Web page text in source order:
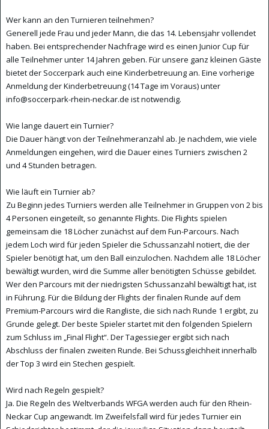
Wer kann an den Turnieren teilnehmen?
Generell jede Frau und jeder Mann, die das 14. Lebensjahr vollendet
haben. Bei entsprechender Nachfrage wird es einen Junior Cup für
alle Teilnehmer unter 14 Jahren geben. Für unsere ganz kleinen Gäste
bietet der Soccerpark auch eine Kinderbetreuung an. Eine vorherige
Anmeldung der Kinderbetreuung (14 Tage im Voraus) unter
info@soccerpark-rhein-neckar.de ist notwendig.
Wie lange dauert ein Turnier?
Die Dauer hängt von der Teilnehmeranzahl ab. Je nachdem, wie viele
Anmeldungen eingehen, wird die Dauer eines Turniers zwischen 2
und 4 Stunden betragen.
Wie läuft ein Turnier ab?
Zu Beginn jedes Turniers werden alle Teilnehmer in Gruppen von 2 bis
4 Personen eingeteilt, so genannte Flights. Die Flights spielen
gemeinsam die 18 Löcher zunächst auf dem Fun-Parcours. Nach
jedem Loch wird für jeden Spieler die Schussanzahl notiert, die der
Spieler benötigt hat, um den Ball einzulochen. Nachdem alle 18 Löcher
bewältigt wurden, wird die Summe aller benötigten Schüsse gebildet.
Wer den Parcours mit der niedrigsten Schussanzahl bewältigt hat, ist
in Führung. Für die Bildung der Flights der finalen Runde auf dem
Premium-Parcours wird die Rangliste, die sich nach Runde 1 ergibt, zu
Grunde gelegt. Der beste Spieler startet mit den folgenden Spielern
zum Schluss im „Final Flight“. Der Tagessieger ergibt sich nach
Abschluss der finalen zweiten Runde. Bei Schussgleichheit innerhalb
der Top 3 wird ein Stechen gespielt.
Wird nach Regeln gespielt?
Ja. Die Regeln des Weltverbands WFGA werden auch für den Rhein-
Neckar Cup angewandt. Im Zweifelsfall wird für jedes Turnier ein